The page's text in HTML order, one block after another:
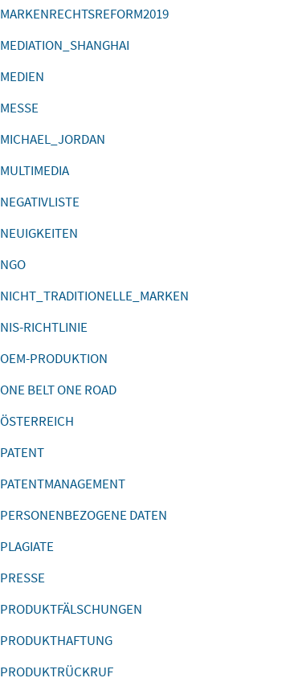
MARKENRECHTSREFORM2019
MEDIATION_SHANGHAI
MEDIEN
MESSE
MICHAEL_JORDAN
MULTIMEDIA
NEGATIVLISTE
NEUIGKEITEN
NGO
NICHT_TRADITIONELLE_MARKEN
NIS-RICHTLINIE
OEM-PRODUKTION
ONE BELT ONE ROAD
ÖSTERREICH
PATENT
PATENTMANAGEMENT
PERSONENBEZOGENE DATEN
PLAGIATE
PRESSE
PRODUKTFÄLSCHUNGEN
PRODUKTHAFTUNG
PRODUKTRÜCKRUF